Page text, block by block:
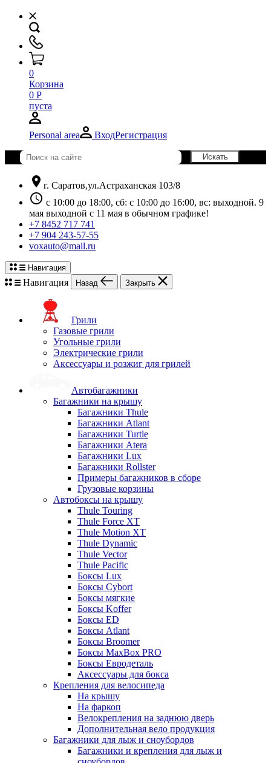
0
Корзина
0 Р
пуста
Personal area ВходРегистрация
location_on г. Саратов,ул.Астраханская 103/8
schedule с 10:00 до 18:00, сб: с 10:00 до 16:00, вс: выходной. 9
мая выходной с 11 мая в обычном графике!
+7 8452 717 741
+7 904 243-57-55
voxauto@mail.ru
Навигация
Навигация Назад Закрыть
Грили
Газовые грили
Угольные грили
Электрические грили
Аксессуары и розжиг для грилей
Автобагажники
Багажники на крышу
Багажники Thule
Багажники Atlant
Багажники Turtle
Багажники Atera
Багажники Lux
Багажники Rollster
Примеры багажников в сборе
Грузовые корзины
Автобоксы на крышу
Thule Touring
Thule Force XT
Thule Motion XT
Thule Dynamic
Thule Vector
Thule Pacific
Боксы Lux
Боксы Cybort
Боксы мягкие
Боксы Koffer
Боксы ED
Боксы Atlant
Боксы Broomer
Боксы MaxBox PRO
Боксы Евродеталь
Аксессуары для бокса
Крепления для велосипеда
На крышу
На фаркоп
Велокрепления на заднюю дверь
Дополнительная вело продукция
Багажники для лыж и сноубордов
Багажники и крепления для лыж и